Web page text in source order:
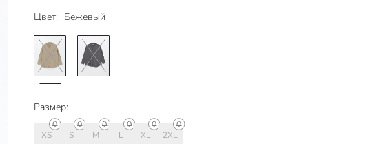
Цвет: Бежевый
Размер:
XS S M L XL 2XL